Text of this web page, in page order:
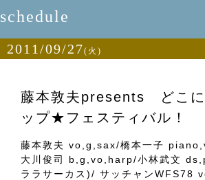
schedule
2011/09/27(火)
藤本敦夫presents どこ
ップ★フェスティバル！
藤本敦夫 vo,g,sax/橋本一子
大川俊司 b,g,vo,harp/小林武文
ララサーカス)/ サッチャンWFS78